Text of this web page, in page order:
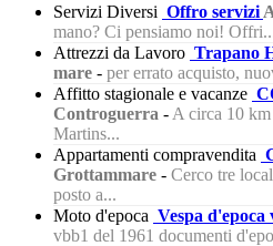
Servizi Diversi Offro servizi
mano? Ci pensiamo noi!
Attrezzi da Lavoro Trapano
mare - per errato acquisto,
Affitto stagionale e vacanze
Controguerra - A circa 10
Martins...
Appartamenti compravendita
Grottammare - Cerco tre
posto a...
Moto d'epoca Vespa d'epoca
vbb1 del 1961 documenti